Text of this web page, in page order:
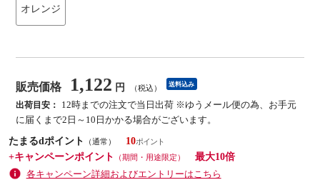
オレンジ
販売価格 1,122 円 （税込） 送料込み
出荷目安：
12時までの注文で当日出荷 ※ゆうメール便の為、お手元
に届くまで2日～10日かかる場合がございます。
たまるdポイント
（通常）
10
+キャンペーンポイント
（期間・用途限定）
最大10倍
各キャンペーン詳細およびエントリーはこちら